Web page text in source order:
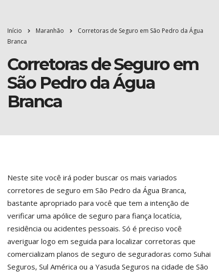
Início Maranhão
Corretoras de Seguro em São Pedro da Água
Branca
Corretoras de Seguro em
São Pedro da Água
Branca
Neste site você irá poder buscar os mais variados
corretores de seguro em São Pedro da Água Branca,
bastante apropriado para você que tem a intenção de
verificar uma apólice de seguro para fiança locatícia,
residência ou acidentes pessoais. Só é preciso você
averiguar logo em seguida para localizar corretoras que
comercializam planos de seguro de seguradoras como Suhai
Seguros, Sul América ou a Yasuda Seguros na cidade de São